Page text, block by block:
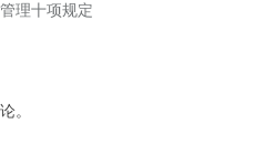
理十项规定
。